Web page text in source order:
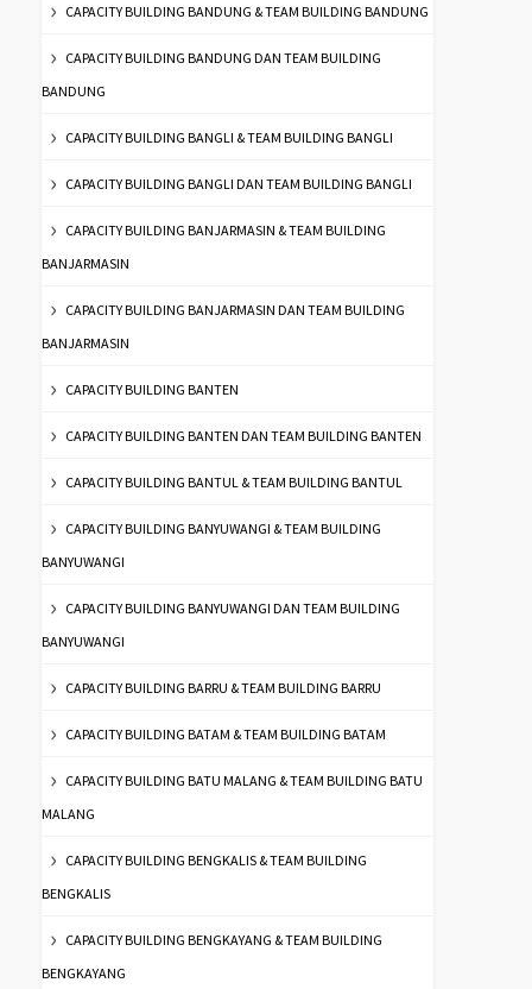
CAPACITY BUILDING BANDUNG & TEAM BUILDING BANDUNG
CAPACITY BUILDING BANDUNG DAN TEAM BUILDING
BANDUNG
CAPACITY BUILDING BANGLI & TEAM BUILDING BANGLI
CAPACITY BUILDING BANGLI DAN TEAM BUILDING BANGLI
CAPACITY BUILDING BANJARMASIN & TEAM BUILDING
BANJARMASIN
CAPACITY BUILDING BANJARMASIN DAN TEAM BUILDING
BANJARMASIN
CAPACITY BUILDING BANTEN
CAPACITY BUILDING BANTEN DAN TEAM BUILDING BANTEN
CAPACITY BUILDING BANTUL & TEAM BUILDING BANTUL
CAPACITY BUILDING BANYUWANGI & TEAM BUILDING
BANYUWANGI
CAPACITY BUILDING BANYUWANGI DAN TEAM BUILDING
BANYUWANGI
CAPACITY BUILDING BARRU & TEAM BUILDING BARRU
CAPACITY BUILDING BATAM & TEAM BUILDING BATAM
CAPACITY BUILDING BATU MALANG & TEAM BUILDING BATU
MALANG
CAPACITY BUILDING BENGKALIS & TEAM BUILDING
BENGKALIS
CAPACITY BUILDING BENGKAYANG & TEAM BUILDING
BENGKAYANG